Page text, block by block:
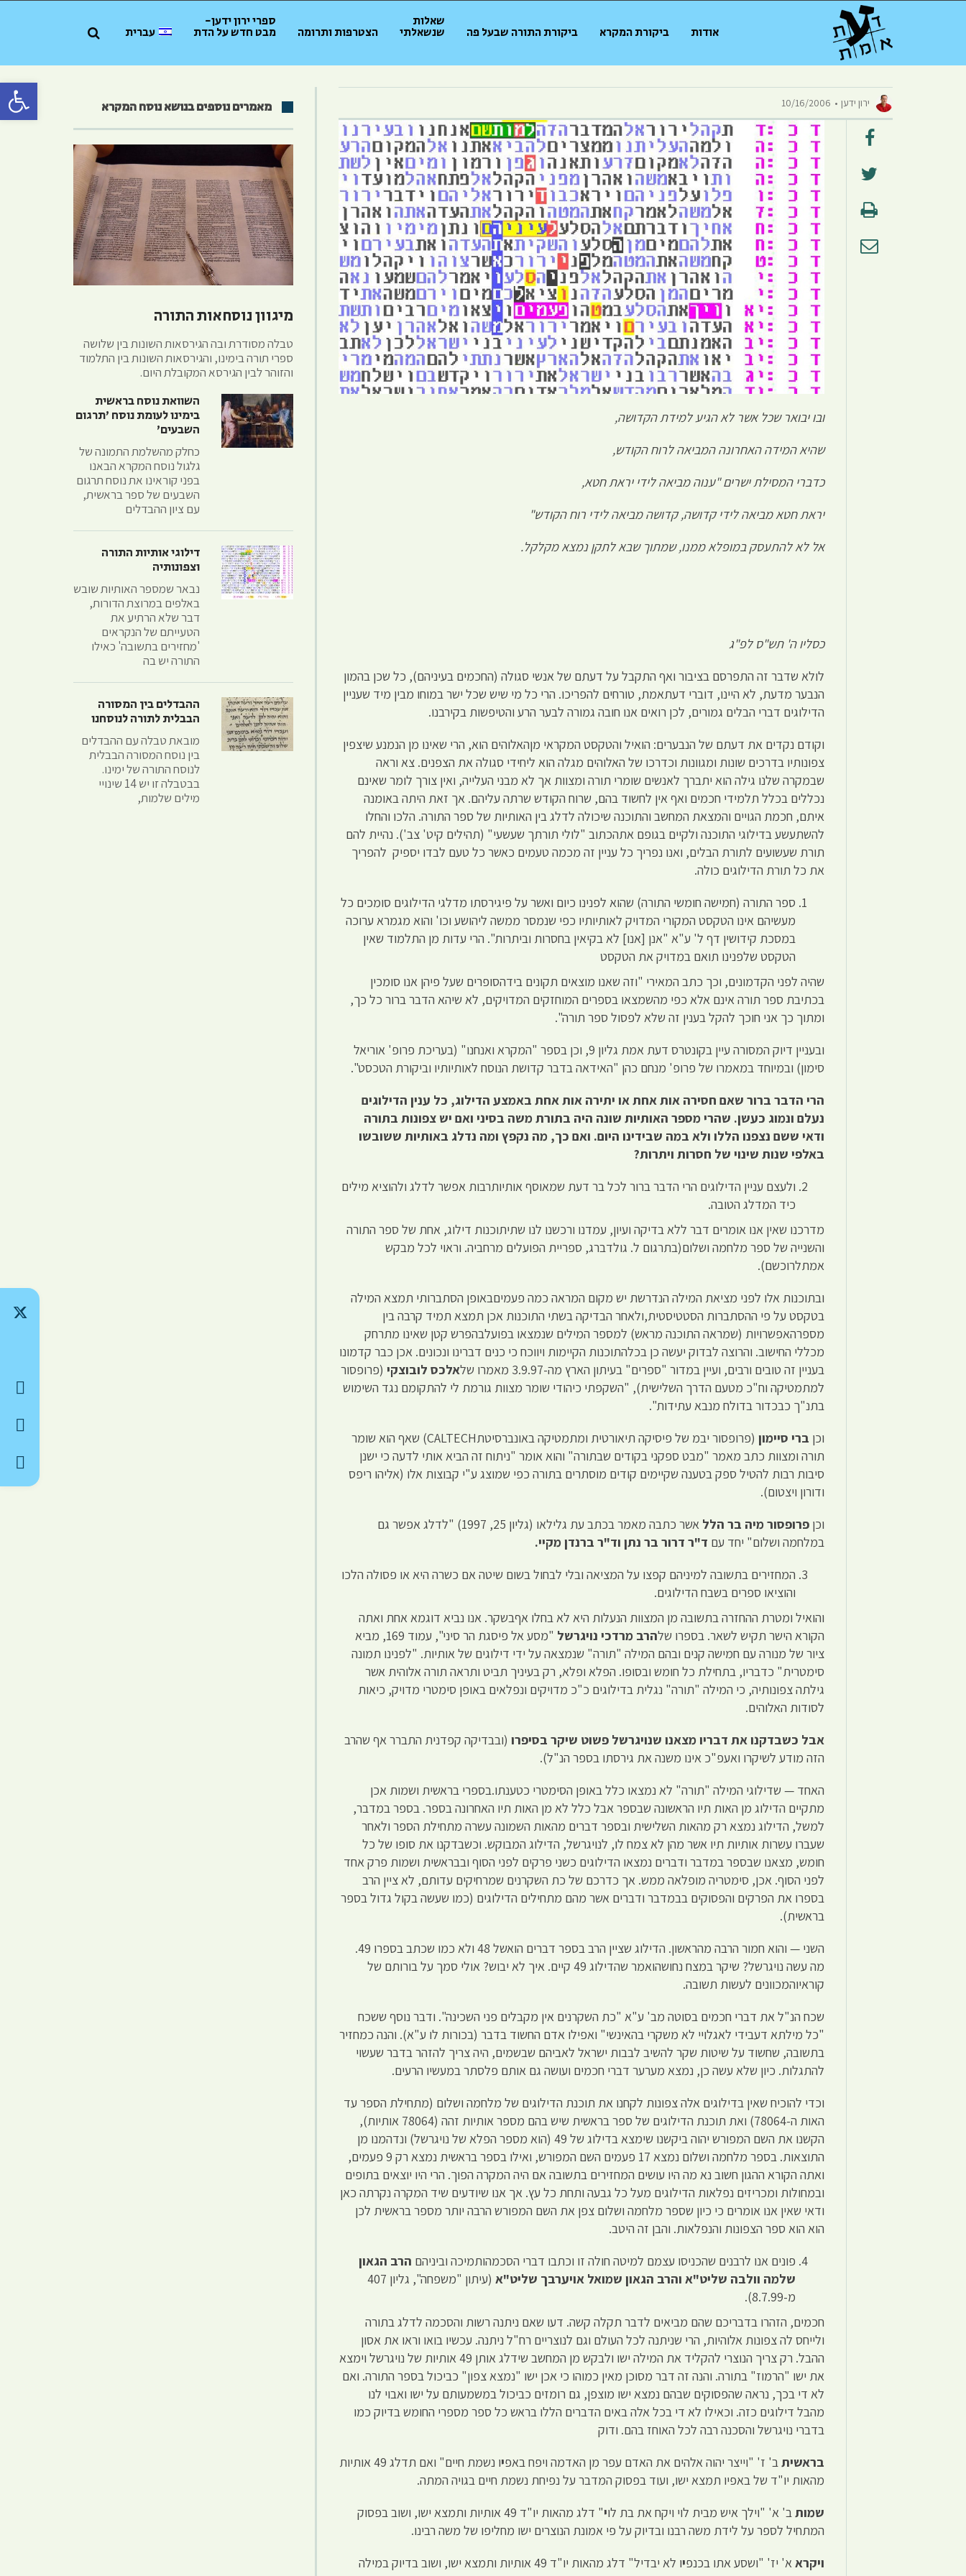
פתח
אודות ביקורת המקרא ביקורת התורה שבעל פה
שאלות
שנשאלתי הצטרפות ותרומה
ספרי ירון ידען-
מבט חדש על הדת עברית
ירון ידען 10/16/2006
ובו יבואר שכל אשר לא הגיע למידת הקדושה,
שהיא המידה האחרונה המביאה לרוח הקודש,
כדברי המסילת ישרים "ענוה מביאה לידי יראת חטא,
יראת חטא מביאה לידי קדושה, קדושה מביאה לידי רוח הקודש"
אל לא להתעסק במופלא ממנו, שמתוך שבא לתקן נמצא מקלקל.
כסליו ה' תש"ס לפ"ג
לולא שדבר זה התפרסם בציבור ואף התקבל על דעתם של אנשי סגולה (החכמים בעיניהם), כל שכן בהמון
הנבער מדעת, לא היינו, דוברי דעתאמת, טורחים להפריכו. הרי כל מי שיש שכל ישר במוחו מבין מיד שעניין
הדילוגים דברי הבלים גמורים, לכן רואים אנו חובה גמורה לבער הרע והטיפשות בקירבנו.
וקודם נקדים את דעתם של הנבערים: הואיל והטקסט המקראי מןהאלוהים הוא, הרי שאינו מן הנמנע שיצפין
צפונותיו בדרכים שונות ומגוונות וכדרכו של האלוהים מגלה הוא ליחידי סגולה את הצפנים. צא וראה
שבמקרה שלנו גילה הוא יתברך לאנשים שומרי תורה ומצוות אך לא מבני העלייה, ואין צורך לומר שאינם
נכללים בכלל תלמידי חכמים ואף אין לחשוד בהם, שרוח הקודש שרתה עליהם. אך זאת היתה באומנה
איתם, חכמת הגויים והמצאת המחשב והתוכנה שיכולה לדלג בין האותיות של ספר התורה. הלכו והחלו
להשתעשע בדילוגי התוכנה ולקיים בגופם אתהכתוב "לולי תורתך שעשעי" (תהילים קיט' צב'). נהיית להם
תורת שעשועים לתורת הבלים, ואנו נפריך כל עניין זה מכמה טעמים כאשר כל טעם לבדו יספיק להפריך
את כל תורת הדילוגים כולה.
ספר התורה (חמישה חומשי התורה) שהוא לפנינו כיום ואשר על פיגירסתו מדלגי הדילוגים סומכים כל
מעשיהם אינו הטקסט המקורי המדויק לאותיותיו כפי שנמסר ממשה ליהושע וכו' והוא מגמרא ערוכה
במסכת קידושין דף ל' ע"א "אנן [אנו] לא בקיאין בחסרות וביתרות". הרי עדות מן התלמוד שאין
הטקסט שלפנינו תואם במדויק את הטקסט
שהיה לפני הקדמונים, וכך כתב המאירי "וזה שאנו מוצאים תקונים בידהסופרים שעל פיהן אנו סומכין
בכתיבת ספר תורה אינם אלא כפי מהשמצאו בספרים המוחזקים המדויקים, לא שיהא הדבר ברור כל כך,
ומתוך כך אני חוכך להקל בענין זה שלא לפסול ספר תורה".
ובעניין דיוק המסורה עיין בקונטרס דעת אמת גליון 9, וכן בספר "המקרא ואנחנו" (בעריכת פרופ' אוריאל
סימון) ובמיוחד במאמרו של פרופ' מנחם כהן "האידאה בדבר קדושת הנוסח לאותיותיו וביקורת הטכסט".
הרי הדבר ברור שאם חסירה אות אחת או יתירה אות אחת באמצע הדילוג, כל ענין הדילוגים
נעלם ונמוג כעשן. שהרי מספר האותיות שונה היה בתורת משה בסיני ואם יש צפונות בתורה
ודאי ששם נצפנו הללו ולא במה שבידינו היום. ואם כך, מה נקפץ ומה נדלג באותיות ששובשו
באלפי שנות שינוי של חסרות ויתרות?
ולעצם עניין הדילוגים הרי הדבר ברור לכל בר דעת שמאוסף אותיותרבות אפשר לדלג ולהוציא מילים
כיד המדלג הטובה.
מדרכנו שאין אנו אומרים דבר ללא בדיקה ועיון, עמדנו ורכשנו לנו שתיתוכנות דילוג, אחת של ספר התורה
והשנייה של ספר מלחמה ושלום(בתרגום ל. גולדברג, ספריית הפועלים מרחביה. וראוי לכל מבקש
אמתלרוכשם).
ובתוכנות אלו לפני מציאת המילה הנדרשת יש מקום המראה כמה פעמיםבאופן הסתברותי תמצא המילה
בטקסט על פי ההסתברות הסטטיסטית,ולאחר הבדיקה בשתי התוכנות אכן תמצא תמיד קרבה בין
מספרהאפשרויות (שמראה התוכנה מראש) למספר המילים שנמצאו בפועלבהפרש קטן שאינו מתרחק
מכללי החישוב. והרוצה לבדוק יעשה כן בכלהתוכנות הקיימות ויווכח כי כנים דברינו ונכונים. אכן כבר קדמונו
בעניין זה טובים ורבים, ועיין במדור "ספרים" בעיתון הארץ מה-3.9.97 מאמרו של
אלכס לובוצקי (פרופסור
למתמטיקה וח"כ מטעם הדרך השלישית), "השקפתי כיהודי שומר מצוות גורמת לי להתקומם נגד השימוש
בתנ"ך כבכדור בדולח מנבא עתידות".
וכן ברי סיימון
(פרופסור יבמ של פיסיקה תיאורטית ומתמטיקה באונברסיטתCALTECH) שאף הוא שומר
תורה ומצוות כתב מאמר "מבט ספקני בקודים שבתורה" והוא אומר "ניתוח זה הביא אותי לדעה כי ישנן
סיבות רבות להטיל ספק בטענה שקיימים קודים מוסתרים בתורה כפי שמוצג ע"י קבוצות אלו (אליהו ריפס
ודורון ויצטום).
וכןפרופסור מיה בר הלל
אשר כתבה מאמר בכתב עת גלילאו (גליון 25, 1997) "לדלג אפשר גם
במלחמה ושלום" יחד עם ד"ר דרור בר נתן וד"ר ברנדן מקיי.
המחזירים בתשובה למיניהם קפצו על המציאה ובלי לבחול בשום שיטה אם כשרה היא או פסולה הלכו
והוציאו ספרים בשבח הדילוגים.
והואיל ומטרת ההחזרה בתשובה מן המצוות הנעלות היא לא בחלו אףבשקר. אנו נביא דוגמא אחת ואתה
הקורא הישר תקיש לשאר. בספרו שלהרב מרדכי נויגרשל
"מסע אל פיסגת הר סיני", עמוד 169, מביא
ציור של מנורה עם חמישה קנים ובהם המילה "תורה" שנמצאה על ידי דילוגים של אותיות. "לפנינו תמונה
סימטרית" כדבריו, בתחילת כל חומש ובסופו. הפלא ופלא, רק בעיניך תביט ותראה תורה אלוהית אשר
גילתה צפונותיה, כי המילה "תורה" נגלית בדילוגים כ"כ מדויקים ונפלאים באופן סימטרי מדויק, כיאות
לסודות האלוהים.
אבל כשבדקנו את דבריו מצאנו שנויגרשל פשוט שיקר בסיפרו (ובבדיקה קפדנית התברר אף שהרב
הזה מודע לשיקרו ואעפ"כ אינו משנה את גירסתו בספר הנ"ל).
האחד — שדילוגי המילה "תורה" לא נמצאו כלל באופן הסימטרי כטענתו.בספרי בראשית ושמות אכן
מתקיים הדילוג מן האות תיו הראשונה שבספר אבל כלל לא מן האות תיו האחרונה בספר. בספר במדבר,
למשל, הדילוג נמצא רק מהאות השלישית ובספר דברים מהאות השמונה עשרה מתחילת הספר ולאחר
שעברו עשרות אותיות תיו אשר מהן לא צמח לו, לנויגרשל, הדילוג המבוקש. וכשבדקנו את סופו של כל
חומש, מצאנו שבספר במדבר ודברים נמצאו הדילוגים כשני פרקים לפני הסוף ובבראשית ושמות פרק אחד
לפני הסוף. אכן, סימטריה מופלאה ממש. אך כדרכם של כת השקרנים שמרחיקים עדותם, לא ציין הרב
בספרו את הפרקים והפסוקים בבמדבר ודברים אשר מהם מתחילים הדילוגים (כמו שעשה בקול גדול בספר
בראשית).
השני — והוא חמור הרבה מהראשון. הדילוג שציין הרב בספר דברים הואשל 48 ולא כמו שכתב בספרו 49.
מה עשה נויגרשל? שיקר במצח נחושהואמר שהדילוג 49 קיים. איך לא יבוש? אולי סמך על בורותם של
קוראיוהמכוונים לעשות תשובה.
שכח הנ"ל את דברי חכמים בסוטה מב' ע"א "כת השקרנים אין מקבלים פני השכינה". ודבר נוסף ששכח
"כל מילתא דעבידי לאגלויי לא משקרי בהאינשי" ואפילו אדם החשוד בדבר (בכורות לו ע"א). והנה כמחזיר
בתשובה, שחשוד על שיטות שקר להשיב לבבות ישראל לאביהם שבשמים, היה צריך להזהר בדבר שעשוי
להתגלות. כיון שלא עשה כן, נמצא מערער דברי חכמים ועושה גם אותם פלסתר במעשיו הרעים.
וכדי להוכיח שאין בדילוגים אלה צפונות לקחנו את תוכנת הדילוגים של מלחמה ושלום (מתחילת הספר עד
האות ה-78064) ואת תוכנת הדילוגים של ספר בראשית שיש בהם מספר אותיות זהה (78064 אותיות),
הקשנו את השם המפורש יהוה ביקשנו שימצא בדילוג של 49 (הוא מספר הפלא של נויגרשל) ונדהמנו מן
התוצאות. בספר מלחמה ושלום נמצא 17 פעמים השם המפורש, ואילו בספר בראשית נמצא רק 9 פעמים,
ואתה הקורא ההגון חשוב נא מה היו עושים המחזירים בתשובה אם היה המקרה הפוך. הרי היו יוצאים בתופים
ובמחולות ומכריזים נפלאות הדילוגים מעל כל גבעה ותחת כל עץ. אך אנו שיודעים שיד המקרה נקרתה כאן
ודאי שאין אנו אומרים כי כיון שספר מלחמה ושלום צפן את השם המפורש הרבה יותר מספר בראשית לכן
הוא הוא ספר הצפונות והנפלאות. והבן זה היטב.
פונים אנו לרבנים שהכניסו עצמם למיטה חולה זו וכתבו דברי הסכמהותמיכה וביניהם הרב הגאון
שלמה וולבה שליט"א והרב הגאון שמואל אויערבך שליט"א
(עיתון "משפחה", גליון 407
מ-8.7.99).
חכמים, הזהרו בדבריכם שהם מביאים לדבר תקלה קשה. דעו שאם ניתנה רשות והסכמה לדלג בתורה
ולייחס לה צפונות אלוהיות, הרי שניתנה לכל העולם וגם לנוצריים רח"ל ניתנה. עכשיו בואו וראו את אסון
ההבל. רק צריך הנוצרי להקליד את המילה ישו ולבקש מן המחשב שידלג אותן 49 אותיות של נויגרשל וימצא
את ישו "הרמוז" בתורה. והנה זה דבר מסוכן מאין כמוהו כי אכן ישו "נמצא צפון" כביכול בספר התורה. ואם
לא די בכך, נראה שהפסוקים שבהם נמצא ישו מוצפן, גם רומזים כביכול במשמעותם על ישו ואבוי לנו
מהבל דילוגים כזה. וכאילו לא די בכל אלה באים הדברים הללו בראש כל ספר מספרי החומש בדיוק כמו
בדברי נויגרשל והסכנה רבה לכל האוחז בהם. ודוק
בראשיתב' ז' "וייצר יהוה אלהים את האדם עפר מן האדמה ויפח באפי
ו נשמת חיים" ואם תדלג 49 אותיות
מהאות יו"ד של באפיו תמצא ישו, ועוד בפסוק המדבר על נפיחת נשמת חיים בגויה המתה.
שמותב' א' "וילך איש מבית לוי ויקח את בת לוי
" דלג מהאות יו"ד 49 אותיות ותמצא ישו, ושוב בפסוק
המתחיל לספר על לידת משה רבנו ובדיוק על פי אמונת הנוצרים ישו מחליפו של משה רבינו.
ויקראא' יז' "ושסע אתו בכנפי
ו לא יבדיל" דלג מהאות יו"ד 49 אותיות ותמצא ישו, ושוב בדיוק במילה
מאמרים נוספים בנושא נוסח המקרא
מיגוון נוסחאות התורה
טבלה מסודרת ובה הגירסאות השונות בין שלושה
ספרי תורה בימינו, והגירסאות השונות בין התלמוד
והזוהר לבין הגירסא המקובלת היום.
השוואת נוסח בראשית
בימינו לעומת נוסח 'תרגום
השבעים'
כחלק מהשלמת התמונה של
גלגול נוסח המקרא הבאנו
בפני קוראינו את נוסח תרגום
השבעים של ספר בראשית,
עם ציון ההבדלים
דילוגי אותיות התורה
וצפונותיה
נבאר שמספר האותיות שובש
באלפים במרוצת הדורות,
דבר שלא הרתיע את
הטעייתם של הנקראים
'מחזירים בתשובה' כאילו
התורה יש בה
ההבדלים בין המסורה
הבבלית לתורה לנוסחנו
מובאת טבלה עם ההבדלים
בין נוסח המסורה הבבלית
לנוסח התורה של ימינו.
בבטבלה זו יש 14 שינויי
מילים שלמות,